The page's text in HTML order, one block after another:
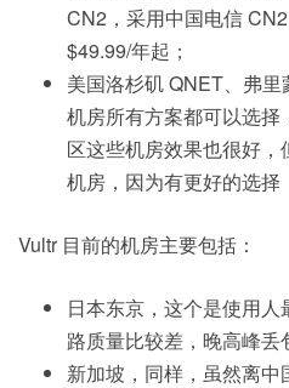
CN2，采用中国电信
$49.99/年起；
美国洛杉矶 QNET、弗
机房所有方案都可以选
区这些机房效果也很好
机房，因为有更好的选择
Vultr 目前的机房主要包括：
日本东京，这个是使用
路质量比较差，晚高峰丢
新加坡，同样，虽然离